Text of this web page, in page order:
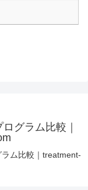
グラム比較｜
ム比較｜treatment-